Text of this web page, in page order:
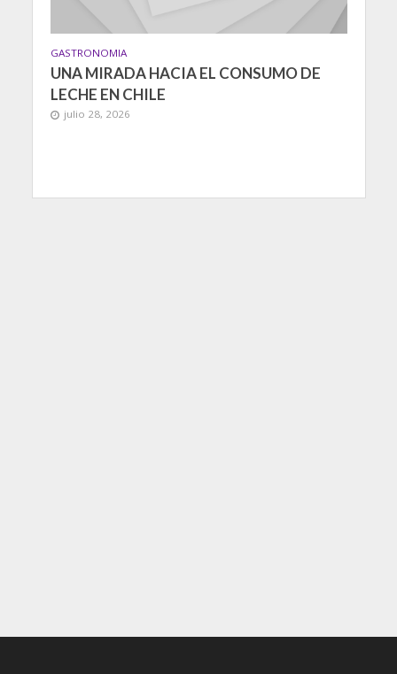
GASTRONOMIA
UNA MIRADA HACIA EL CONSUMO DE
LECHE EN CHILE
julio 28, 2026